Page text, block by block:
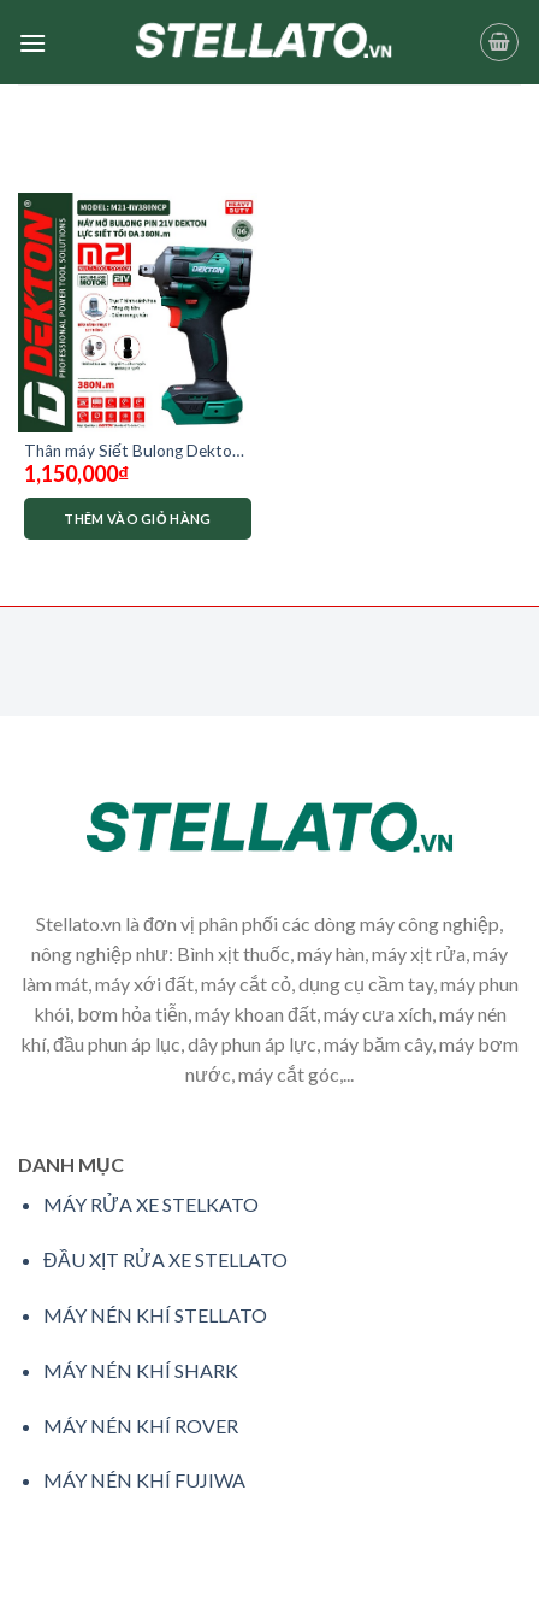
Thân máy Siết Bulong Dekton
M21-IW380NCP ( chưa pin
sạc)
1,150,000₫
THÊM VÀO GIỎ HÀNG
Stellato.vn là đơn vị phân phối các dòng máy công nghiệp,
nông nghiệp như: Bình xịt thuốc, máy hàn, máy xịt rửa, máy
làm mát, máy xới đất, máy cắt cỏ, dụng cụ cầm tay, máy phun
khói, bơm hỏa tiễn, máy khoan đất, máy cưa xích, máy nén
khí, đầu phun áp lục, dây phun áp lực, máy băm cây, máy bơm
nước, máy cắt góc,...
DANH MỤC
MÁY RỬA XE STELKATO
ĐẦU XỊT RỬA XE STELLATO
MÁY NÉN KHÍ STELLATO
MÁY NÉN KHÍ SHARK
MÁY NÉN KHÍ ROVER
MÁY NÉN KHÍ FUJIWA